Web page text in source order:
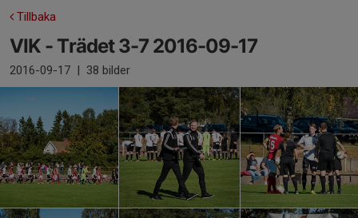
Tillbaka
VIK - Trädet 3-7 2016-09-17
2016-09-17 | 38 bilder